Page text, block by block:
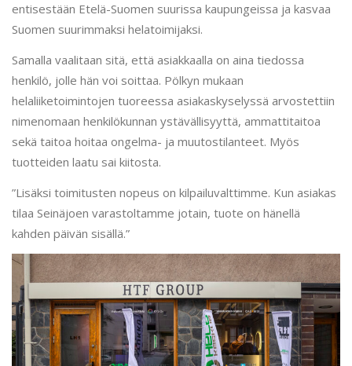
entisestään Etelä-Suomen suurissa kaupungeissa ja kasvaa
Suomen suurimmaksi helatoimijaksi.
Samalla vaalitaan sitä, että asiakkaalla on aina tiedossa
henkilö, jolle hän voi soittaa. Pölkyn mukaan
helaliiketoimintojen tuoreessa asiakaskyselyssä arvostettiin
nimenomaan henkilökunnan ystävällisyyttä, ammattitaitoa
sekä taitoa hoitaa ongelma- ja muutostilanteet. Myös
tuotteiden laatu sai kiitosta.
”Lisäksi toimitusten nopeus on kilpailuvalttimme. Kun asiakas
tilaa Seinäjoen varastoltamme jotain, tuote on hänellä
kahden päivän sisällä.”